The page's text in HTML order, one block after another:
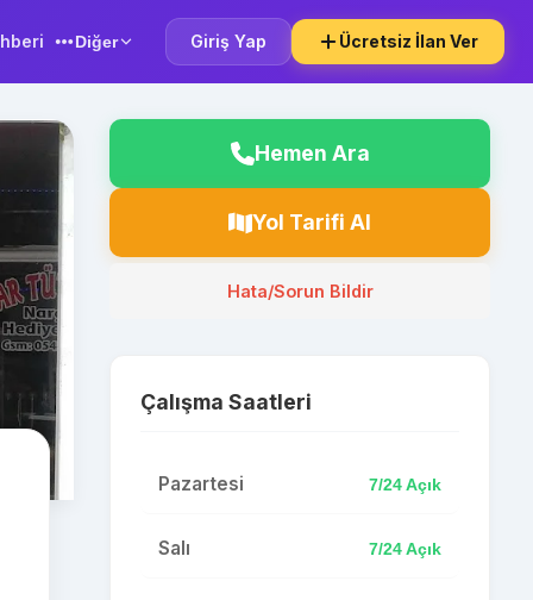
Diğer Giriş Yap Ücretsiz İlan Ver
Hemen Ara
Yol Tarifi Al
Hata/Sorun Bildir
Çalışma Saatleri
Pazartesi 7/24 Açık
Salı 7/24 Açık